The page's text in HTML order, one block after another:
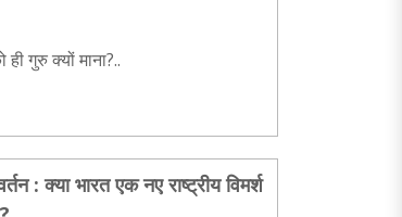
गुरु क्यों माना?..
: क्या भारत एक नए राष्ट्रीय विमर्श